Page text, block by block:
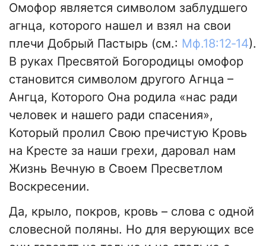
Омофор является символом заблудшего
агнца, которого нашел и взял на свои
плечи Добрый Пастырь (см.: Мф.18:12‑14).
В руках Пресвятой Богородицы омофор
становится символом другого Агнца –
Ангца, Которого Она родила «нас ради
человек и нашего ради спасения»,
Который пролил Свою пречистую Кровь
на Кресте за наши грехи, даровал нам
Жизнь Вечную в Своем Пресветлом
Воскресении.
Да, крыло, покров, кровь – слова с одной
словесной поляны. Но для верующих все